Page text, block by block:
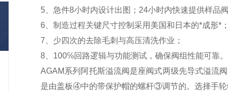
5、急件8小时内设计出图；24小时内快速提供样品
6、制造过程关键尺寸控制采用美国和日本的*成形*；
7、少四次的去除毛刺与高压清洗作业；
8、100℅回路逻辑与功能测试，确保阀组性能可靠。
AGAM系列阿托斯溢流阀是座阀式两级先导式溢
是由盖板④中的带保护帽的螺杆③调节的。选择手